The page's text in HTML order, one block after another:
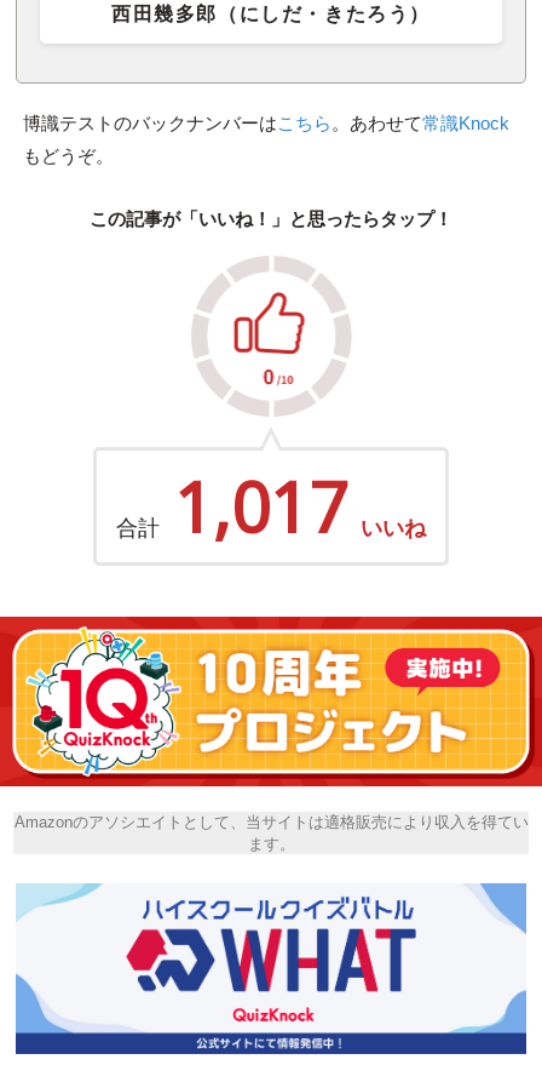
西田幾多郎（にしだ・きたろう）
博識テストのバックナンバーはこちら 。あわせて常識Knock
もどうぞ。
この記事が「いいね！」と思ったらタップ！
合計 1,017 いいね
Amazonのアソシエイトとして、当サイトは適格販売により収入を得てい
ます。